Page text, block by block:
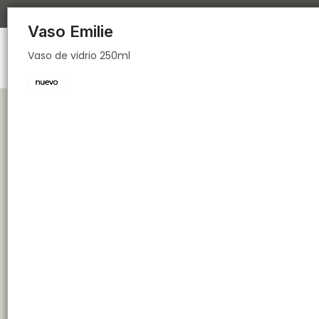
Vaso de vidrio 250ml
Vaso Emilie
Vaso de vidrio 250ml